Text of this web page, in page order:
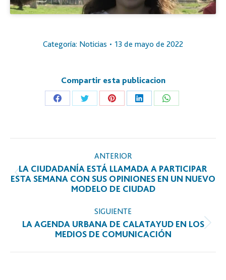
Categoría: Noticias 13 de mayo de 2022
Compartir esta publicacion
Share
Share
Share
Share
Share
PUBLICACIONES
ANTERIOR
Publicación
anterior:
LA CIUDADANÍA ESTÁ LLAMADA A PARTICIPAR
ESTA SEMANA CON SUS OPINIONES EN UN NUEVO
MODELO DE CIUDAD
SIGUIENTE
Publicación
siguiente:
LA AGENDA URBANA DE CALATAYUD EN LOS
MEDIOS DE COMUNICACIÓN